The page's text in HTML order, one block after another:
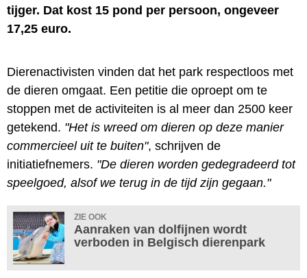
tijger. Dat kost 15 pond per persoon, ongeveer
17,25 euro.
Dierenactivisten vinden dat het park respectloos met
de dieren omgaat. Een petitie die oproept om te
stoppen met de activiteiten is al meer dan 2500 keer
getekend. "Het is wreed om dieren op deze manier
commercieel uit te buiten", schrijven de
initiatiefnemers. "De dieren worden gedegradeerd tot
speelgoed, alsof we terug in de tijd zijn gegaan."
ZIE OOK
Aanraken van dolfijnen wordt
verboden in Belgisch dierenpark